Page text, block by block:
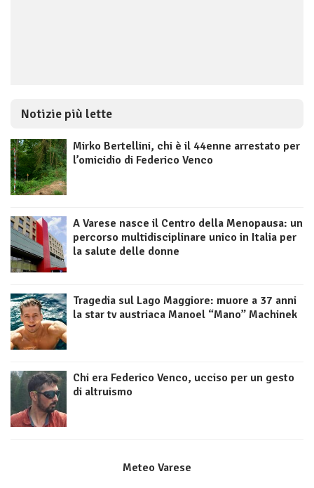
Notizie più lette
Mirko Bertellini, chi è il 44enne arrestato per
l’omicidio di Federico Venco
A Varese nasce il Centro della Menopausa: un
percorso multidisciplinare unico in Italia per
la salute delle donne
Tragedia sul Lago Maggiore: muore a 37 anni
la star tv austriaca Manoel “Mano” Machinek
Chi era Federico Venco, ucciso per un gesto
di altruismo
Meteo Varese